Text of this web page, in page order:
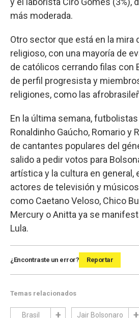
más moderada.
Otro sector que está en la mira
religioso, con una mayoría de
de católicos cerrando filas con
de perfil progresista y
religiones, como las
En la última semana,
Ronaldinho Gaúcho, Romario y
de cantantes populares del
salido a pedir votos para
artística y la cultura en general,
actores de televisión y
como Caetano Veloso, Chico
Mercury o Anitta ya se
Lula.
¿Encontraste un error? Reportar
Temas relacionados
Brasil Jair Bolsonaro